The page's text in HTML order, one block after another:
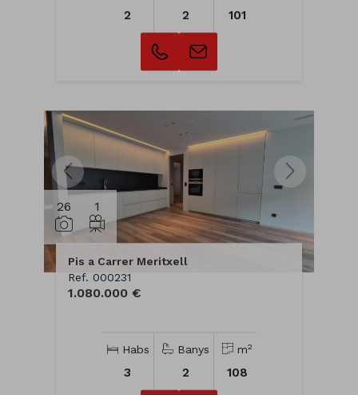
2 2 101
26 1
Pis a Carrer Meritxell
Ref. 000231
1.080.000 €
Habs
3
Banys
2
m2
108